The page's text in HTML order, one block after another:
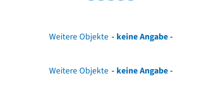
Weitere Objekte - keine Angabe -
Weitere Objekte - keine Angabe -